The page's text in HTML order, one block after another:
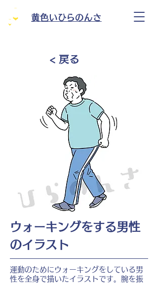
黄色いひらのんさ
< 戻る
ウォーキングをする男性
のイラスト
運動のためにウォーキングをしている男
性を全身で描いたイラストです。腕を振